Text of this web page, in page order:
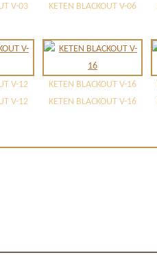
V-03
KETEN BLACKOUT V-06
V-12
V-12
KETEN BLACKOUT V-16
KETEN BLACKOUT V-16